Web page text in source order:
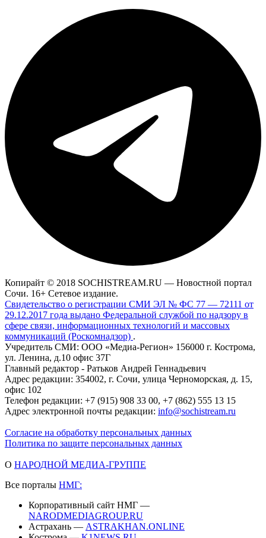
Копирайт © 2018 SOCHISTREAM.RU — Новостной портал
Сочи. 16+ Сетевое издание.
Свидетельство о регистрации СМИ ЭЛ № ФС 77 — 72111 от
29.12.2017 года выдано Федеральной службой по надзору в
сфере связи, информационных технологий и массовых
коммуникаций (Роскомнадзор) .
Учредитель СМИ: ООО «Медиа-Регион» 156000 г. Кострома,
ул. Ленина, д.10 офис 37Г
Главный редактор - Ратьков Андрей Геннадьевич
Адрес редакции: 354002, г. Сочи, улица Черноморская, д. 15,
офис 102
Телефон редакции: +7 (915) 908 33 00, +7 (862) 555 13 15
Адрес электронной почты редакции: info@sochistream.ru
Согласие на обработку персональных данных
Политика по защите персональных данных
О НАРОДНОЙ МЕДИА-ГРУППЕ
Все порталы НМГ:
Корпоративный сайт НМГ —
NARODMEDIAGROUP.RU
Астрахань — ASTRAKHAN.ONLINE